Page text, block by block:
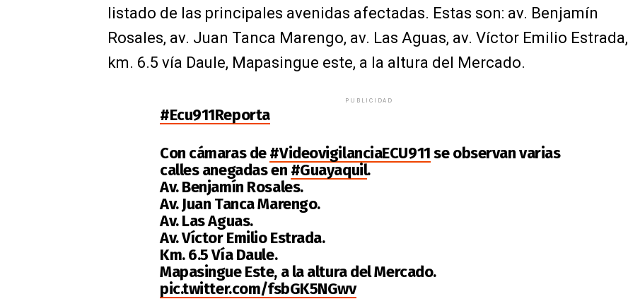
listado de las principales avenidas afectadas. Estas son: av. Benjamín
Rosales, av. Juan Tanca Marengo, av. Las Aguas, av. Víctor Emilio Estrada,
km. 6.5 vía Daule, Mapasingue este, a la altura del Mercado.
PUBLICIDAD
#Ecu911Reporta
Con cámaras de#VideovigilanciaECU911se observan varias
calles anegadas en #Guayaquil.
Av. Benjamín Rosales.
Av. Juan Tanca Marengo.
Av. Las Aguas.
Av. Víctor Emilio Estrada.
Km. 6.5 Vía Daule.
Mapasingue Este, a la altura del Mercado.
pic.twitter.com/fsbGK5NGwv